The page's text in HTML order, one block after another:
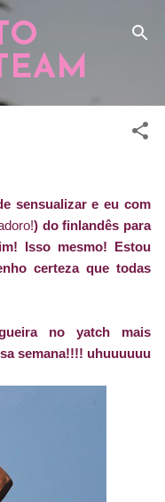
principal
sensualizar e eu com
) do finlandês para
Isso mesmo! Estou
certeza que todas
no yatch mais
semana!!!! uhuuuuuu